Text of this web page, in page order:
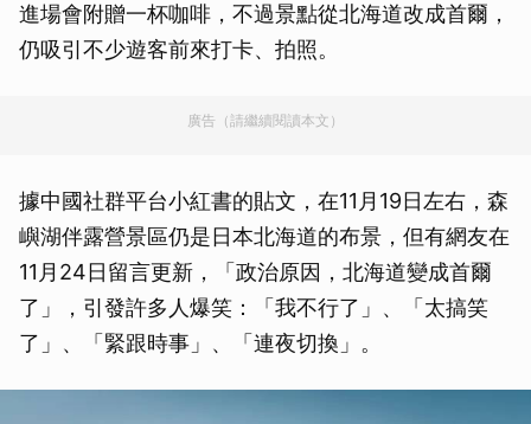
進場會附贈一杯咖啡，不過景點從北海道改成首爾，
仍吸引不少遊客前來打卡、拍照。
廣告（請繼續閱讀本文）
據中國社群平台小紅書的貼文，在11月19日左右，森
嶼湖伴露營景區仍是日本北海道的布景，但有網友在
11月24日留言更新，「政治原因，北海道變成首爾
了」，引發許多人爆笑：「我不行了」、「太搞笑
了」、「緊跟時事」、「連夜切換」。